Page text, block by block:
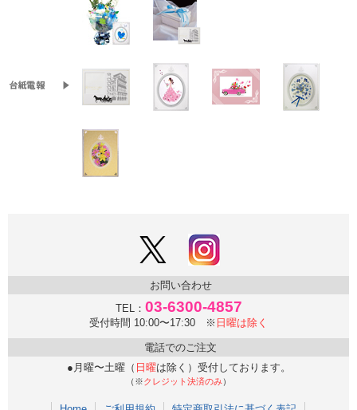
お問い合わせ
TEL： 03-6300-4857
受付時間 10:00〜17:30 ※ 日曜は除く
電話でのご注文
●月曜〜土曜（ 日曜は除く）受付しております。
（※クレジット決済のみ）